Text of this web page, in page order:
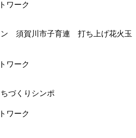
ワーク
ン 須賀川市子育連 打ち上げ花火玉
ワーク
づくりシンポ
ワーク